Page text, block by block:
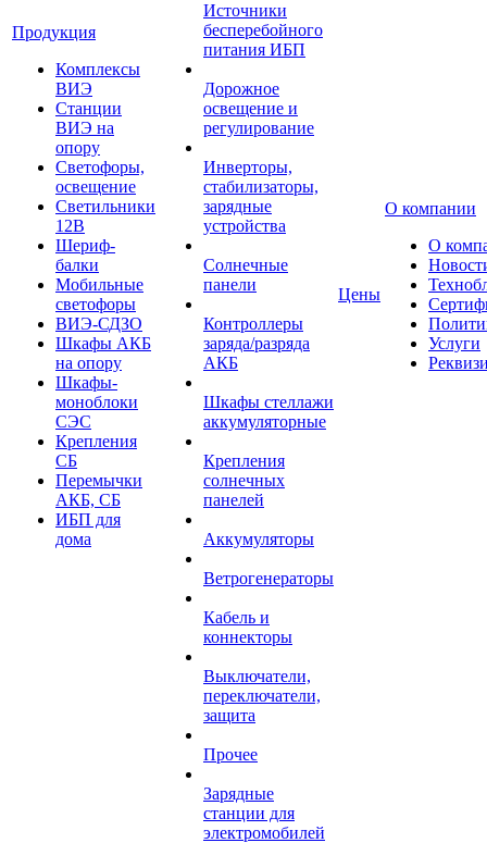
Продукция
Комплексы
ВИЭ
Станции
ВИЭ на
опору
Светофоры,
освещение
Светильники
12В
Шериф-
балки
Мобильные
светофоры
ВИЭ-СДЗО
Шкафы АКБ
на опору
Шкафы-
моноблоки
СЭС
Крепления
СБ
Перемычки
АКБ, СБ
ИБП для
дома
Источники
бесперебойного
питания ИБП
Дорожное
освещение и
регулирование
Инверторы,
стабилизаторы,
зарядные
устройства
Солнечные
панели
Контроллеры
заряда/разряда
АКБ
Шкафы стеллажи
аккумуляторные
Крепления
солнечных
панелей
Аккумуляторы
Ветрогенераторы
Кабель и
коннекторы
Выключатели,
переключатели,
защита
Прочее
Зарядные
станции для
электромобилей
Цены
О компании
О
Услуги